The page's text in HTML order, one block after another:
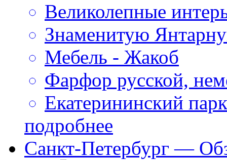
Великолепные
Знаменитую
Мебель - Жакоб
Фарфор русской,
Екатерининский парк
подробнее
Санкт-Петербург —